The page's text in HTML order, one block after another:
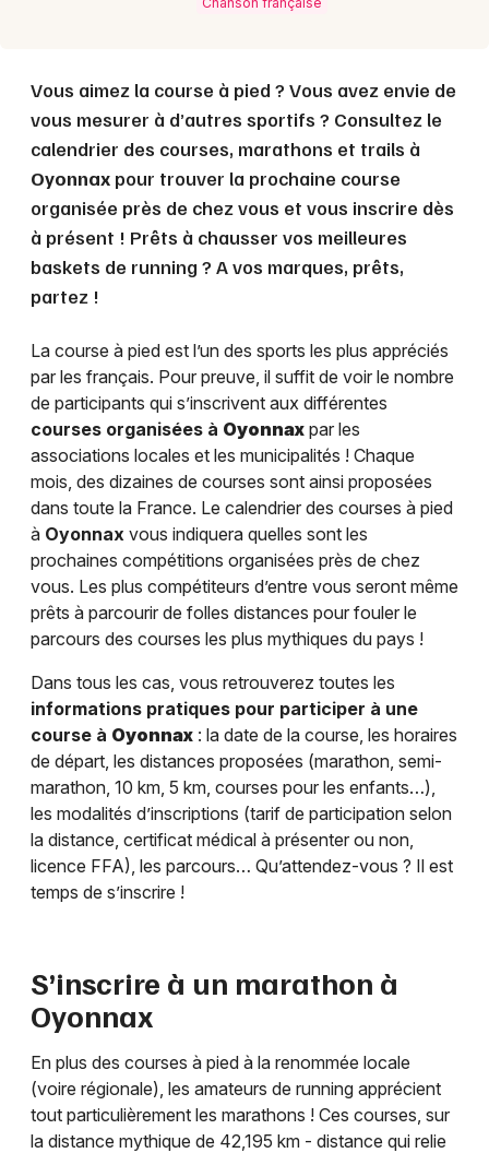
Vous aimez la course à pied ? Vous avez envie de
vous mesurer à d’autres sportifs ? Consultez le
calendrier des courses, marathons et trails à
Oyonnax pour trouver la prochaine course
organisée près de chez vous et vous inscrire dès
à présent ! Prêts à chausser vos meilleures
baskets de running ? A vos marques, prêts,
partez !
La course à pied est l’un des sports les plus appréciés
par les français. Pour preuve, il suffit de voir le nombre
de participants qui s’inscrivent aux différentes
courses organisées à Oyonnax par les
associations locales et les municipalités ! Chaque
mois, des dizaines de courses sont ainsi proposées
dans toute la France. Le calendrier des courses à pied
à Oyonnax vous indiquera quelles sont les
prochaines compétitions organisées près de chez
vous. Les plus compétiteurs d’entre vous seront même
prêts à parcourir de folles distances pour fouler le
parcours des courses les plus mythiques du pays !
Dans tous les cas, vous retrouverez toutes les
informations pratiques pour participer à une
course à Oyonnax : la date de la course, les horaires
de départ, les distances proposées (marathon, semi-
marathon, 10 km, 5 km, courses pour les enfants…),
les modalités d’inscriptions (tarif de participation selon
la distance, certificat médical à présenter ou non,
licence FFA), les parcours… Qu’attendez-vous ? Il est
temps de s’inscrire !
S’inscrire à un marathon à
Oyonnax
En plus des courses à pied à la renommée locale
(voire régionale), les amateurs de running apprécient
tout particulièrement les marathons ! Ces courses, sur
la distance mythique de 42,195 km - distance qui relie